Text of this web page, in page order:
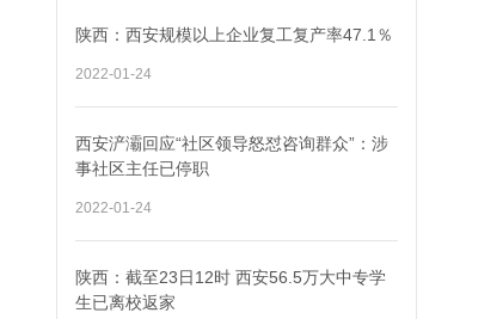
陕西：西安规模以上企业复工复产率47.1％
2022-01-24
西安浐灞回应“社区领导怒怼咨询群众”：涉
事社区主任已停职
2022-01-24
陕西：截至23日12时 西安56.5万大中专学
生已离校返家